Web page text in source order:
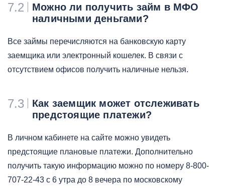
7.2
Можно ли получить займ в МФО
наличными деньгами?
Все займы перечисляются на банковскую карту
заемщика или электронный кошелек. В связи с
отсутствием офисов получить наличные нельзя.
7.3
Как заемщик может отслеживать
предстоящие платежи?
В личном кабинете на сайте можно увидеть
предстоящие плановые платежи. Дополнительно
получить такую информацию можно по номеру 8-800-
707-22-43 с 6 утра до 8 вечера по московскому